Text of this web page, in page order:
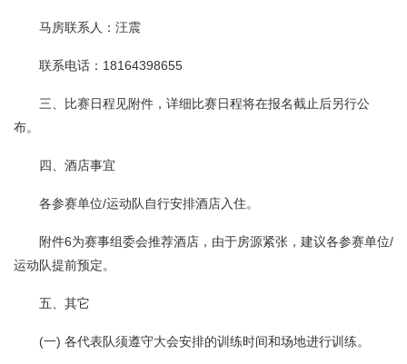
马房联系人：汪震
联系电话：18164398655
三、比赛日程见附件，详细比赛日程将在报名截止后另行公
布。
四、酒店事宜
各参赛单位/运动队自行安排酒店入住。
附件6为赛事组委会推荐酒店，由于房源紧张，建议各参赛单位/
运动队提前预定。
五、其它
(一) 各代表队须遵守大会安排的训练时间和场地进行训练。